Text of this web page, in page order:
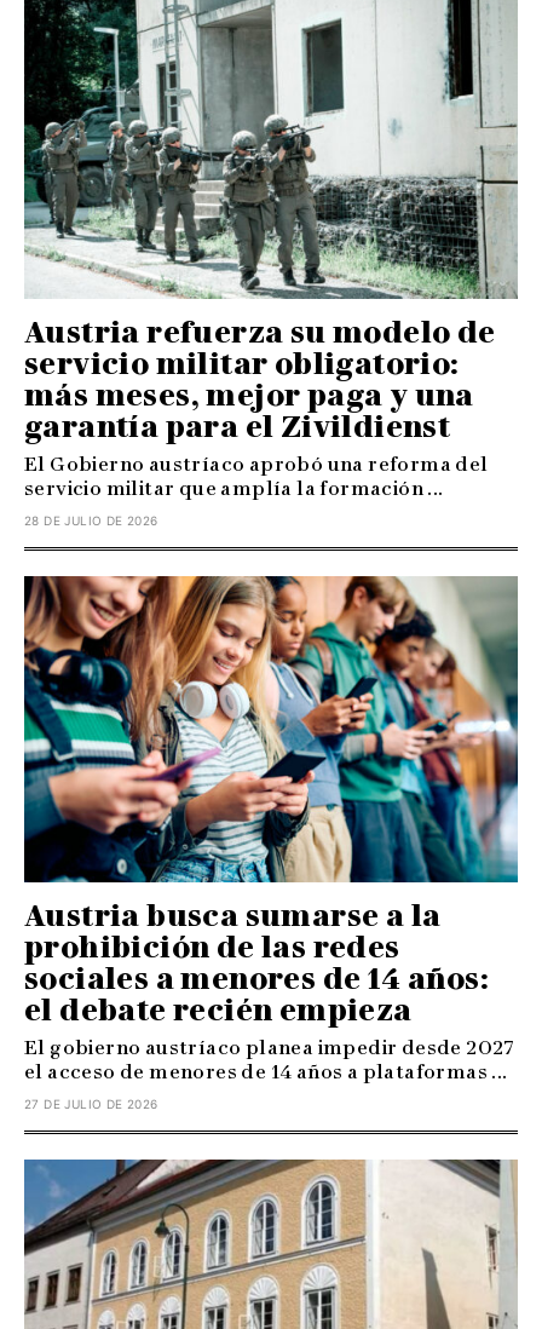
Austria refuerza su modelo de
servicio militar obligatorio:
más meses, mejor paga y una
garantía para el Zivildienst
El Gobierno austríaco aprobó una reforma del
servicio militar que amplía la formación ...
28 DE JULIO DE 2026
Austria busca sumarse a la
prohibición de las redes
sociales a menores de 14 años:
el debate recién empieza
El gobierno austríaco planea impedir desde 2027
el acceso de menores de 14 años a plataformas ...
27 DE JULIO DE 2026